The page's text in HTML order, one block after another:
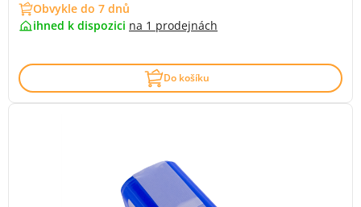
Obvykle do 7 dnů
ihned k dispozici na 1 prodejnách
Do košíku